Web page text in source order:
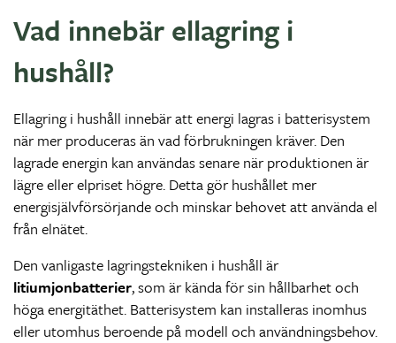
Vad innebär ellagring i
hushåll?
Ellagring i hushåll innebär att energi lagras i batterisystem
när mer produceras än vad förbrukningen kräver. Den
lagrade energin kan användas senare när produktionen är
lägre eller elpriset högre. Detta gör hushållet mer
energisjälvförsörjande och minskar behovet att använda el
från elnätet.
Den vanligaste lagringstekniken i hushåll är
litiumjonbatterier, som är kända för sin hållbarhet och
höga energitäthet. Batterisystem kan installeras inomhus
eller utomhus beroende på modell och användningsbehov.